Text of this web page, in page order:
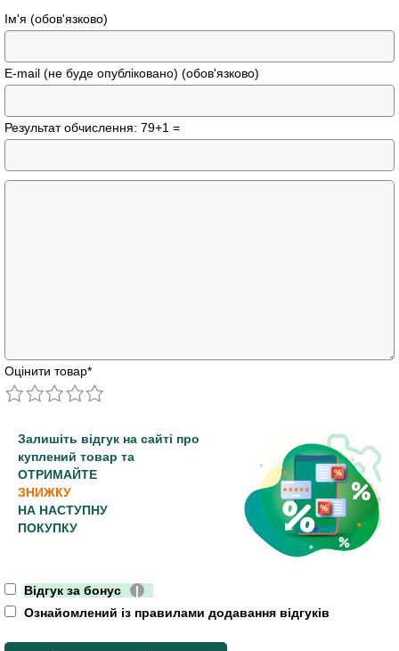
Ім'я (обов'язково)
E-mail (не буде опубліковано) (обов'язково)
Результат обчислення: 79+1 =
Оцінити товар*
Залишіть відгук на сайті про
куплений товар та
ОТРИМАЙТЕ
ЗНИЖКУ
НА НАСТУПНУ
ПОКУПКУ
Відгук за бонус
|
Ознайомлений із правилами додавання відгуків